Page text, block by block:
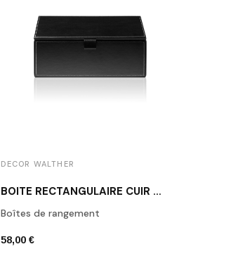
DECOR WALTHER
BOÎTE RECTANGULAIRE CUIR NOIR BROWNIE BMD2
Boîtes de rangement
58,00 €